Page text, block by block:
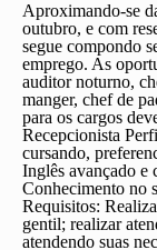
Aproximando-se
outubro, e com
segue compondo
emprego. As
auditor noturno,
manger, chef de
para os cargos
Recepcionista
cursando,
Inglês avançado e
Conhecimento no
Requisitos:
gentil; realizar
atendendo suas